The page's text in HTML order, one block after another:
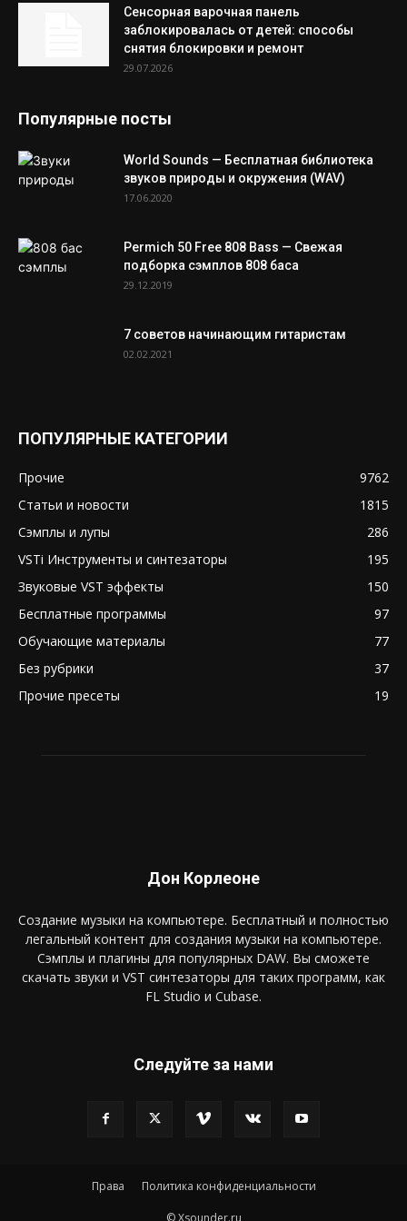
Сенсорная варочная панель
заблокировалась от детей: способы
снятия блокировки и ремонт
29.07.2026
Популярные посты
World Sounds — Бесплатная библиотека
звуков природы и окружения (WAV)
17.06.2020
Permich 50 Free 808 Bass — Свежая
подборка сэмплов 808 баса
29.12.2019
7 советов начинающим гитаристам
02.02.2021
ПОПУЛЯРНЫЕ КАТЕГОРИИ
Прочие
9762
Статьи и новости
1815
Сэмплы и лупы
286
VSTi Инструменты и синтезаторы
195
Звуковые VST эффекты
150
Бесплатные программы
97
Обучающие материалы
77
Без рубрики
37
Прочие пресеты
19
Дон Корлеоне
Создание музыки на компьютере. Бесплатный и полностью
легальный контент для создания музыки на компьютере.
Сэмплы и плагины для популярных DAW. Вы сможете
скачать звуки и VST синтезаторы для таких программ, как
FL Studio и Cubase.
Следуйте за нами
Права Политика конфиденциальности
© Xsounder.ru